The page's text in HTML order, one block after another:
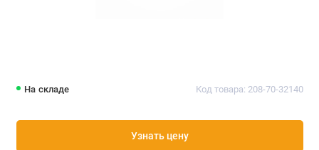
На складе Код товара: 208-70-32140
Узнать цену